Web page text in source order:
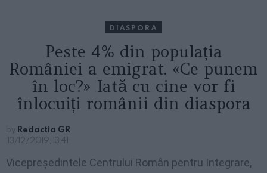
DIASPORA
Peste 4% din populația
României a emigrat. «Ce punem
în loc?» Iată cu cine vor fi
înlocuiți românii din diaspora
by Redactia GR
13/12/2019, 13:41
Vicepreşedintele Centrului Român pentru Integrare,